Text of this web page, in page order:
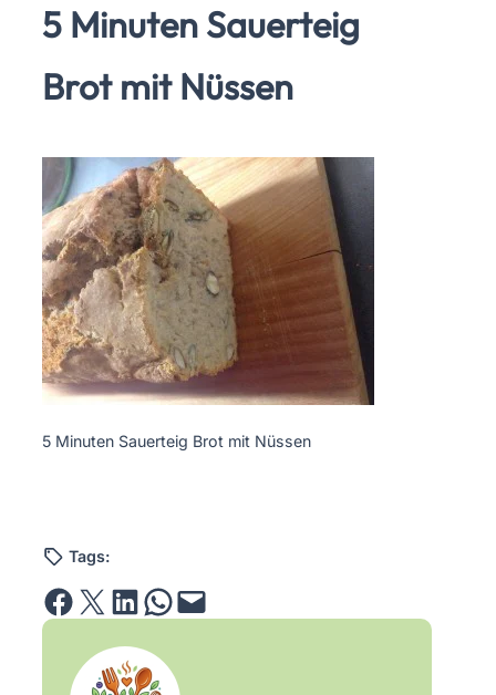
5 Minuten Sauerteig
Brot mit Nüssen
5 Minuten Sauerteig Brot mit Nüssen
Tags:
Share on Facebook Email this Page Share on LinkedIn Share on WhatsApp Email this Page